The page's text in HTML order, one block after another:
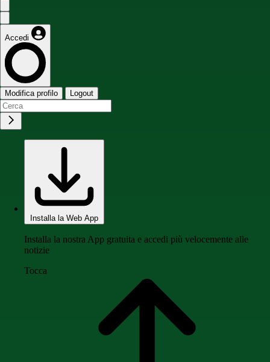
Accedi
Modifica profilo Logout
Installa la Web App
Installa la nostra App gratuita e accedi più velocemente alle
notizie
Tocca